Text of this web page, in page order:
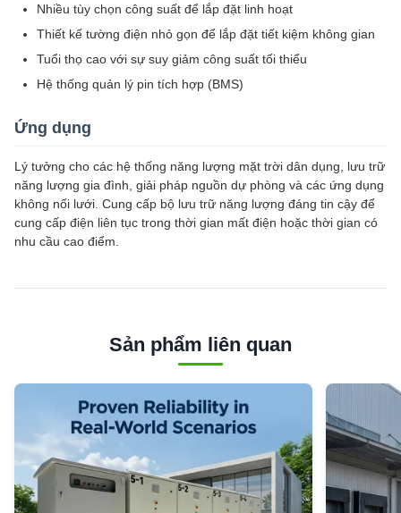
Nhiều tùy chọn công suất để lắp đặt linh hoạt
Thiết kế tường điện nhỏ gọn để lắp đặt tiết kiệm không gian
Tuổi thọ cao với sự suy giảm công suất tối thiểu
Hệ thống quản lý pin tích hợp (BMS)
Ứng dụng
Lý tưởng cho các hệ thống năng lượng mặt trời dân dụng, lưu trữ
năng lượng gia đình, giải pháp nguồn dự phòng và các ứng dụng
không nối lưới. Cung cấp bộ lưu trữ năng lượng đáng tin cậy để
cung cấp điện liên tục trong thời gian mất điện hoặc thời gian có
nhu cầu cao điểm.
Sản phẩm liên quan